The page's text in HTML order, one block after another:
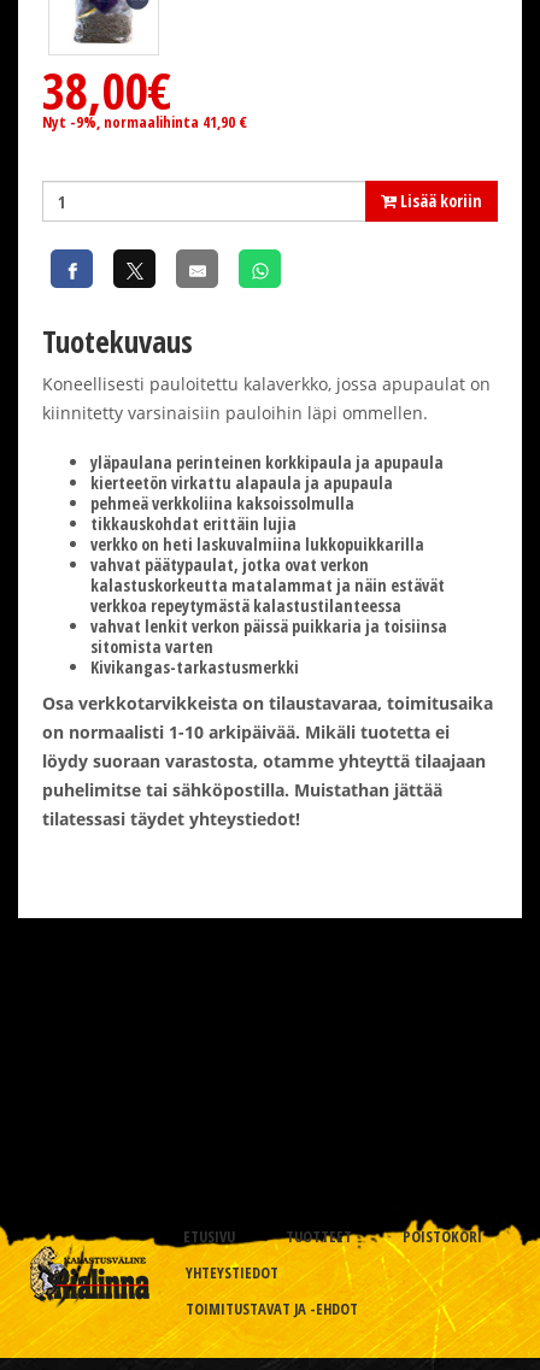
38,00€
Nyt -9%, normaalihinta 41,90 €
Lisää koriin
Tuotekuvaus
Koneellisesti pauloitettu kalaverkko, jossa apupaulat on
kiinnitetty varsinaisiin pauloihin läpi ommellen.
yläpaulana perinteinen korkkipaula ja apupaula
kierteetön virkattu alapaula ja apupaula
pehmeä verkkoliina kaksoissolmulla
tikkauskohdat erittäin lujia
verkko on heti laskuvalmiina lukkopuikkarilla
vahvat päätypaulat, jotka ovat verkon
kalastuskorkeutta matalammat ja näin estävät
verkkoa repeytymästä kalastustilanteessa
vahvat lenkit verkon päissä puikkaria ja toisiinsa
sitomista varten
Kivikangas-tarkastusmerkki
Osa verkkotarvikkeista on tilaustavaraa, toimitusaika
on normaalisti 1-10 arkipäivää. Mikäli tuotetta ei
löydy suoraan varastosta, otamme yhteyttä tilaajaan
puhelimitse tai sähköpostilla. Muistathan jättää
tilatessasi täydet yhteystiedot!
ETUSIVU TUOTTEET
POISTOKORI
YHTEYSTIEDOT
TOIMITUSTAVAT JA -EHDOT